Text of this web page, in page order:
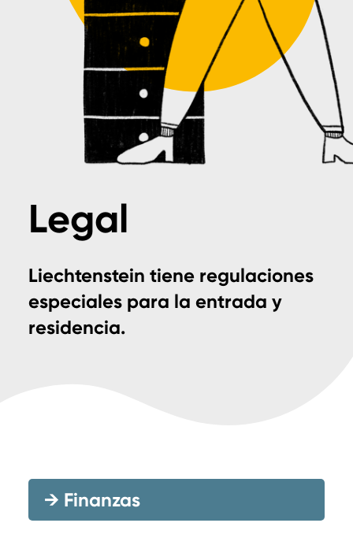
Legal
Liechtenstein tiene regulaciones
especiales para la entrada y
residencia.
→ Finanzas